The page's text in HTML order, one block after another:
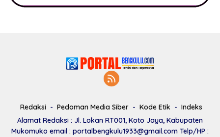
Redaksi Pedoman Media Siber Kode Etik
Indeks
Alamat Redaksi : Jl. Lokan RT001, Koto Jaya, Kabupaten
Mukomuko email : portalbengkulu1933@gmail.com Telp/HP :